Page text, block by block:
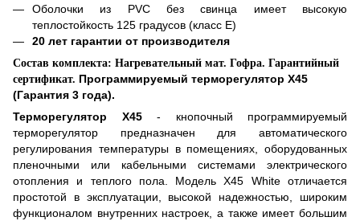
Оболочки из PVC без свинца имеет высокую
теплостойкость 125 градусов (класс Е)
20 лет гарантии от производителя
Состав комплекта: Нагревательный мат. Гофра. Гарантийный
сертификат. Программируемый терморегулятор X45
(Гарантия 3 года).
Терморегулятор X45 - кнопочный программируемый
терморегулятор предназначен для автоматического
регулирования температуры в помещениях, оборудованных
пленочными или кабельными системами электрического
отопления и теплого пола. МодельX45 White отличается
простотой в эксплуатации, высокой надежностью, широким
функционалом внутренних настроек, а также имеет большим